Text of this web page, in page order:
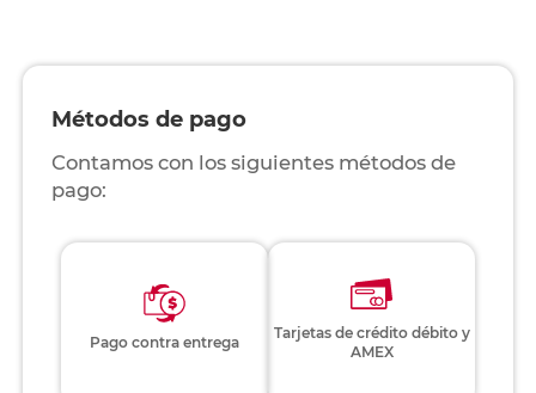
Métodos de pago
Contamos con los siguientes métodos de
pago:
Pago contra entrega
Tarjetas de crédito débito y
AMEX